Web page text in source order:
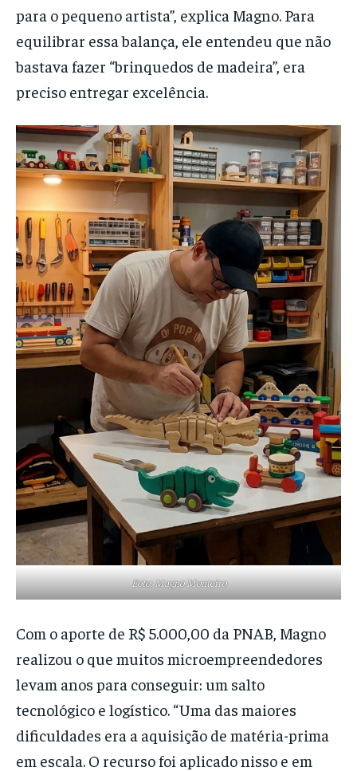
para o pequeno artista”, explica Magno. Para
equilibrar essa balança, ele entendeu que não
bastava fazer “brinquedos de madeira”, era
preciso entregar excelência.
Foto: Magno Monteiro
Com o aporte de R$ 5.000,00 da PNAB, Magno
realizou o que muitos microempreendedores
levam anos para conseguir: um salto
tecnológico e logístico. “Uma das maiores
dificuldades era a aquisição de matéria-prima
em escala. O recurso foi aplicado nisso e em